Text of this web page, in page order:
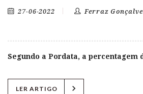
27-06-2022 Ferraz
Segundo a Pordata, a percentagem
LER ARTIGO chevron_right